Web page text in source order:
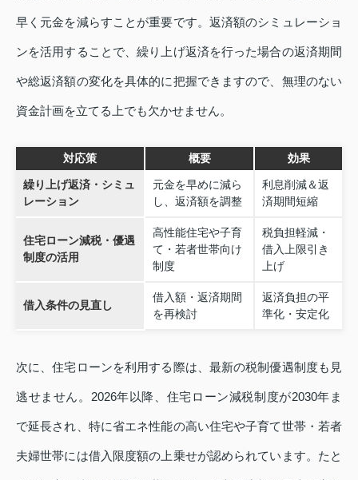
早く元金を減らすことが重要です。返済額のシミュレーショ
ンを活用することで、繰り上げ返済を行った場合の返済期間
や総返済額の変化を具体的に把握できますので、無理のない
資金計画を立てる上でも欠かせません。
対応策 概要 効果
繰り上げ返済・シミュ
レーション
元金を早めに減ら
し、返済額を調整
利息削減＆返
済期間短縮
住宅ローン減税・優遇
制度の活用
高性能住宅や子育
て・若者世帯向け
制度
税負担軽減・
借入上限引き
上げ
借入条件の見直し
借入額・返済期間
を再検討
返済負担の平
準化・安定化
次に、住宅ローンを利用する際は、最新の税制優遇制度も見
逃せません。2026年以降、住宅ローン減税制度が2030年ま
で延長され、特に省エネ性能の高い住宅や子育て世帯・若者
夫婦世帯には借入限度額の上乗せが認められています。たと